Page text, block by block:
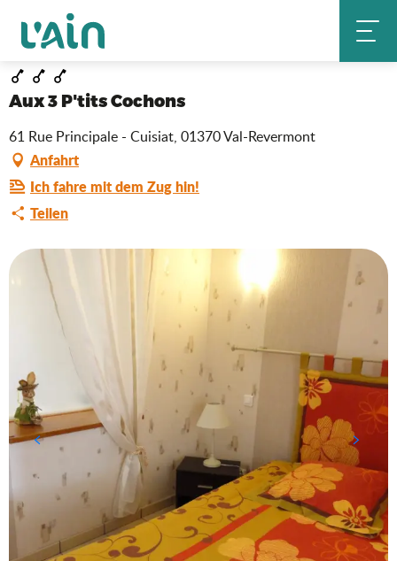
contenu
principal
Startseite
Aux 3 P'tits Cochons
61 Rue Principale - Cuisiat, 01370 Val-Revermont
Anfahrt
Ich fahre mit dem Zug hin!
Teilen